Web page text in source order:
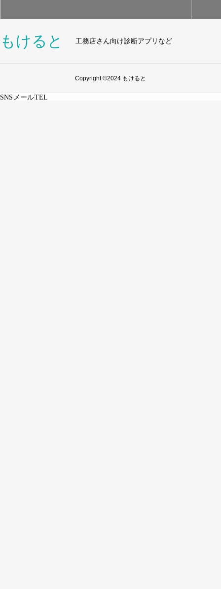
もけると 工務店さん向け診断アプリなど
Copyright ©2024 もけると
SNS メールTEL